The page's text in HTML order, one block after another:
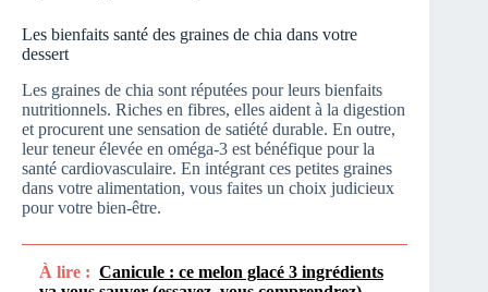
Les bienfaits santé des graines de chia dans votre
dessert
Les graines de chia sont réputées pour leurs bienfaits
nutritionnels. Riches en fibres, elles aident à la digestion
et procurent une sensation de satiété durable. En outre,
leur teneur élevée en oméga-3 est bénéfique pour la
santé cardiovasculaire. En intégrant ces petites graines
dans votre alimentation, vous faites un choix judicieux
pour votre bien-être.
À lire : Canicule : ce melon glacé 3 ingrédients